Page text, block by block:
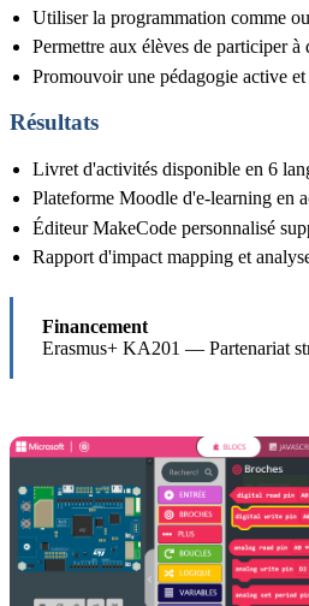
Utiliser la programmation comme
Permettre aux élèves de participer
Promouvoir une pédagogie active
Résultats
Livret d'activités disponible en 6
Plateforme Moodle d'e-learning en
Éditeur MakeCode personnalisé
Rapport d'impact mapping et
Financement
Erasmus+ KA201 — Partenariat